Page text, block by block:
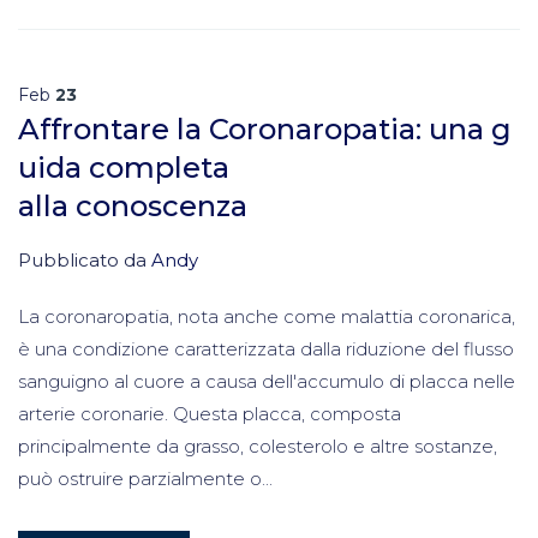
Feb 23
Affrontare la Coronaropatia: una g
uida completa
alla conoscenza
Pubblicato da Andy
La coronaropatia, nota anche come malattia coronarica,
è una condizione caratterizzata dalla riduzione del flusso
sanguigno al cuore a causa dell'accumulo di placca nelle
arterie coronarie. Questa placca, composta
principalmente da grasso, colesterolo e altre sostanze,
può ostruire parzialmente o...